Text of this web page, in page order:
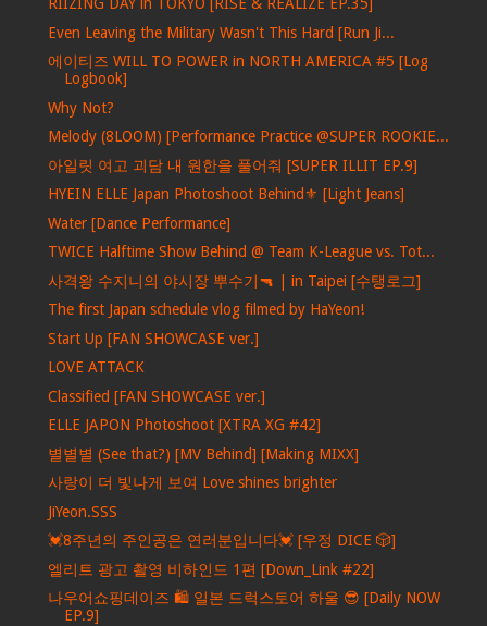
RIIZING DAY in TOKYO [RISE & REALIZE EP.35]
Even Leaving the Military Wasn't This Hard [Run Ji...
에이티즈 WILL TO POWER in NORTH AMERICA #5 [Log
Logbook]
Why Not?
Melody (8LOOM) [Performance Practice @SUPER ROOKIE...
아일릿 여고 괴담 내 원한을 풀어줘 [SUPER ILLIT EP.9]
HYEIN ELLE Japan Photoshoot Behind⚜️ [Light Jeans]
Water [Dance Performance]
TWICE Halftime Show Behind @ Team K-League vs. Tot...
사격왕 수지니의 야시장 뿌수기🔫 | in Taipei [수탱로그]
The first Japan schedule vlog filmed by HaYeon!
Start Up [FAN SHOWCASE ver.]
LOVE ATTACK
Classified [FAN SHOWCASE ver.]
ELLE JAPON Photoshoot [XTRA XG #42]
별별별 (See that?) [MV Behind] [Making MIXX]
사랑이 더 빛나게 보여 Love shines brighter
JiYeon.SSS
💓8주년의 주인공은 연러분입니다💓 [우정 DICE 🎲]
엘리트 광고 촬영 비하인드 1편 [Down_Link #22]
나우어쇼핑데이즈 🛍️ 일본 드럭스토어 하울 😎 [Daily NOW
EP.9]